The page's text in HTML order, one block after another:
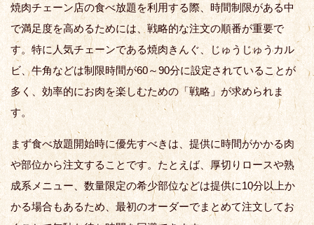
焼肉チェーン店の食べ放題を利用する際、時間制限がある中
で満足度を高めるためには、戦略的な注文の順番が重要で
す。特に人気チェーンである焼肉きんぐ、じゅうじゅうカル
ビ、牛角などは制限時間が60～90分に設定されていることが
多く、効率的にお肉を楽しむための「戦略」が求められま
す。
まず食べ放題開始時に優先すべきは、提供に時間がかかる肉
や部位から注文することです。たとえば、厚切りロースや熟
成系メニュー、数量限定の希少部位などは提供に10分以上か
かる場合もあるため、最初のオーダーでまとめて注文してお